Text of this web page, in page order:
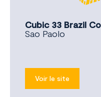
Cubic 33 Brazil
Sao Paolo
Voir le site